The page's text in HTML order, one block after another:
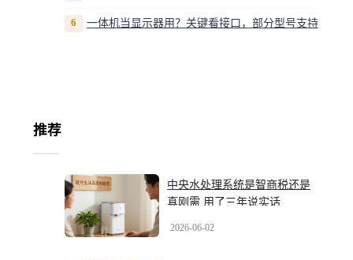
6 一体机当显示器用？关键看接口，部分型号支持
推荐
中央水处理系统是智商税还是
真刚需 用了三年说实话
2026-06-02